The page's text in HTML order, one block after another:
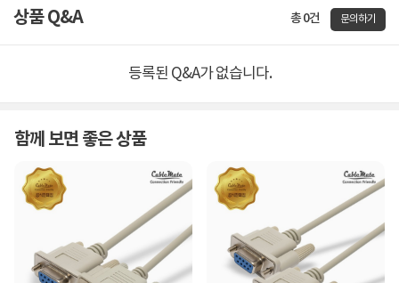
상품 Q&A 총 0건 문의하기
등록된 Q&A가 없습니다.
함께 보면 좋은 상품